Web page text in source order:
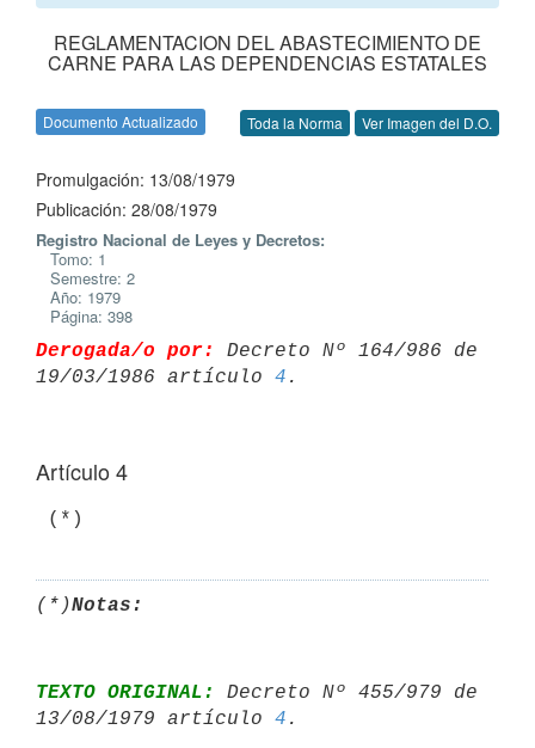
REGLAMENTACION DEL ABASTECIMIENTO DE
CARNE PARA LAS DEPENDENCIAS ESTATALES
Documento Actualizado Toda la Norma Ver Imagen del D.O.
Promulgación: 13/08/1979
Publicación: 28/08/1979
Registro Nacional de Leyes y Decretos:
Tomo: 1
Semestre: 2
Año: 1979
Página: 398
Derogada/o por:
Decreto Nº 164/986 de
19/03/1986 artículo 4
Artículo 4
(*)Notas:
TEXTO ORIGINAL:
Decreto Nº 455/979 de
13/08/1979 artículo 4